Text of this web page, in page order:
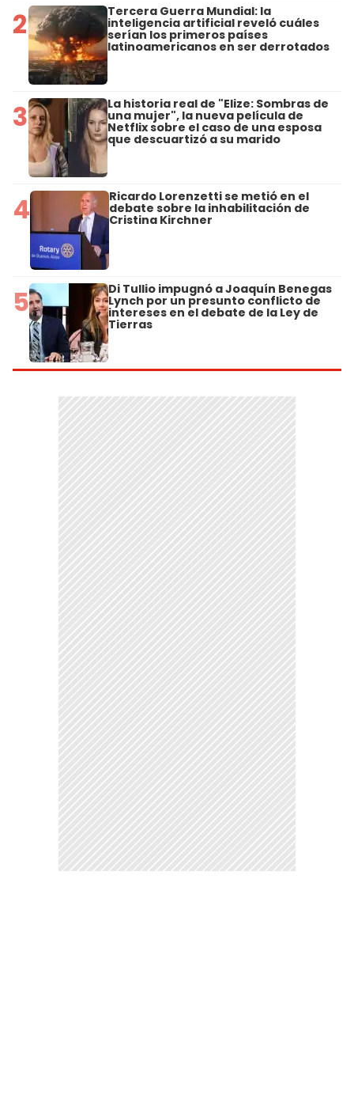
2 Tercera Guerra Mundial: la
inteligencia artificial reveló cuáles
serían los primeros países
latinoamericanos en ser derrotados
3 La historia real de "Elize: Sombras de
una mujer", la nueva película de
Netflix sobre el caso de una esposa
que descuartizó a su marido
4 Ricardo Lorenzetti se metió en el
debate sobre la inhabilitación de
Cristina Kirchner
5 Di Tullio impugnó a Joaquín Benegas
Lynch por un presunto conflicto de
intereses en el debate de la Ley de
Tierras